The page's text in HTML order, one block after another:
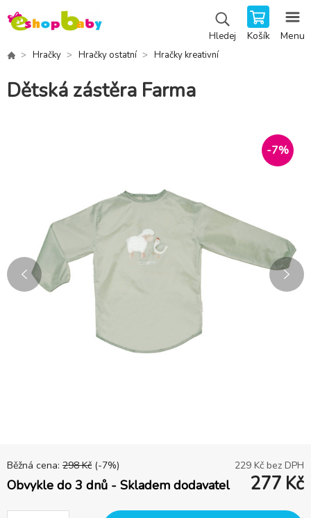
Hledej Košík Menu
Hračky Hračky ostatní Hračky kreativní
Dětská zástěra Farma
-7%
Běžná cena: 298 Kč (-7%) 229 Kč bez DPH
Obvykle do 3 dnů - Skladem dodavatel 277 Kč